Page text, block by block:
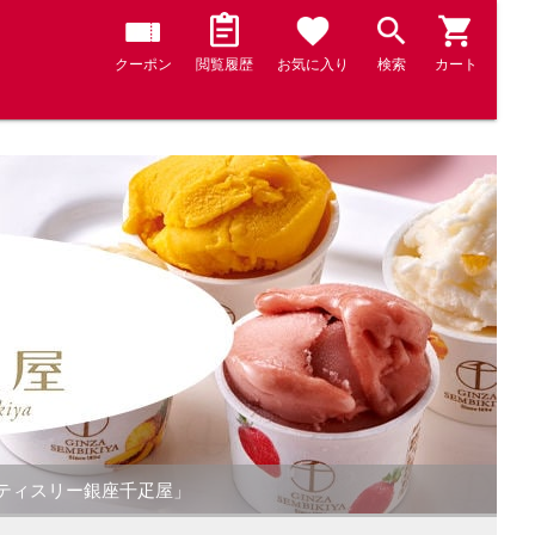
クーポン 閲覧履歴 お気に入り 検索 カート
スリー銀座千疋屋」